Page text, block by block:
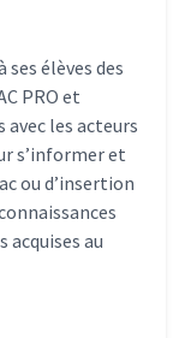
ses élèves des
PRO et
les acteurs
s’informer et
ou d’insertion
au